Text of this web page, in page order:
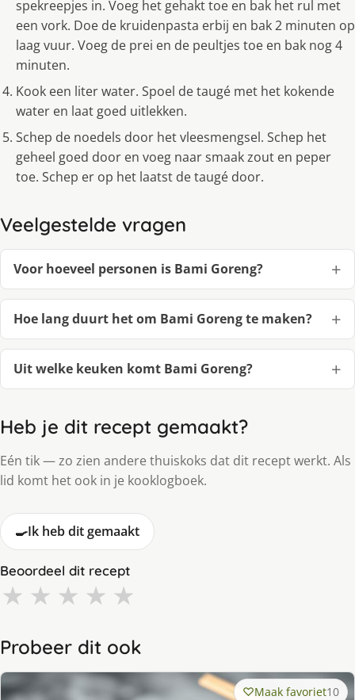
spekreepjes in. Voeg het gehakt toe en bak het rul met
een vork. Doe de kruidenpasta erbij en bak 2 minuten op
laag vuur. Voeg de prei en de peultjes toe en bak nog 4
minuten.
Kook een liter water. Spoel de taugé met het kokende
water en laat goed uitlekken.
Schep de noedels door het vleesmengsel. Schep het
geheel goed door en voeg naar smaak zout en peper
toe. Schep er op het laatst de taugé door.
Veelgestelde vragen
Voor hoeveel personen is Bami Goreng?
Hoe lang duurt het om Bami Goreng te maken?
Uit welke keuken komt Bami Goreng?
Heb je dit recept gemaakt?
Eén tik — zo zien andere thuiskoks dat dit recept werkt. Als
lid komt het ook in je kooklogboek.
🍳Ik heb dit gemaakt
Beoordeel dit recept
★ ★ ★ ★ ★
Probeer dit ook
Maak favoriet10